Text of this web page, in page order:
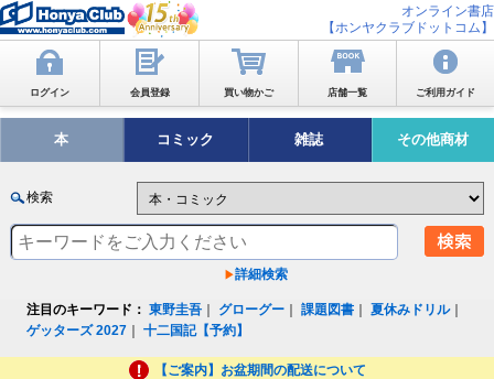
オンライン書店
【ホンヤクラブドットコム】
ログイン 会員登録 買い物かご 店舗一覧 ご利用ガイド
本 コミック 雑誌 その他商材
検索
詳細検索
注目のキーワード： 東野圭吾 グローグー ｜課題図書 ｜夏休みドリル｜
ゲッターズ 2027 ｜十二国記【予約】
【ご案内】お盆期間の配送について